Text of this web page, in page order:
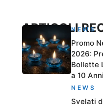
ARTICOLINEWS
Promo
2026:
Bollette
a 10 Anni
NEWS
Svelati